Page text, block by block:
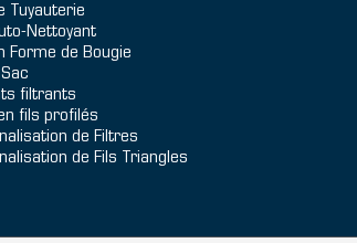
Tuyauterie
Nettoyant
Forme de Bougie
filtrants
fils profilés
de Filtres
de Fils Triangles